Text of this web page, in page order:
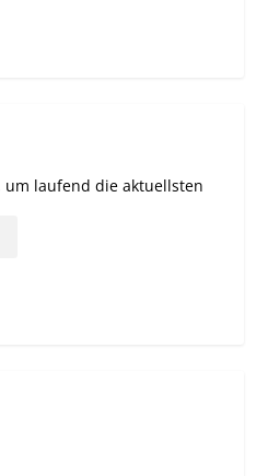
um laufend die aktuellsten